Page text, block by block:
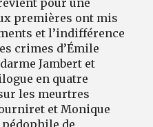
premières ont mis
et l’indifférence
crimes d’Émile
Jambert et
en quatre
les meurtres
et Monique
de